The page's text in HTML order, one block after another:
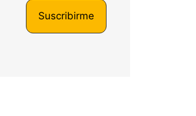
Suscribirme